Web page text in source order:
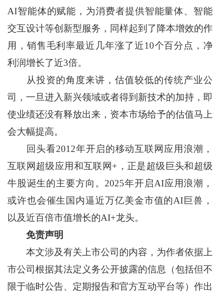
AI智能体的赋能，为消费者提供智能量体、智能
交互设计等创新型服务，同样起到了降本增效的作
用，销售毛利率最近几年涨了近10个百分点，净
利润增长了近3倍。
从投资的角度来讲，估值较低的传统产业公
司，一旦进入新兴领域或者得到新技术的加持，即
使业绩还没有释放出来，资本市场给予的估值马上
会大幅提高。
回头看2012年开启的移动互联网应用浪潮，
互联网超级应用和互联网+，正是超级巨头和超级
牛股诞生的主要方向。2025年开启AI应用浪潮，
或许也会催生国内逼近万亿美金市值的AI巨兽，
以及近百倍市值增长的AI+龙头。
免责声明
本文涉及有关上市公司的内容，为作者依据上
市公司根据其法定义务公开披露的信息（包括但不
限于临时公告、定期报告和官方互动平台等）作出